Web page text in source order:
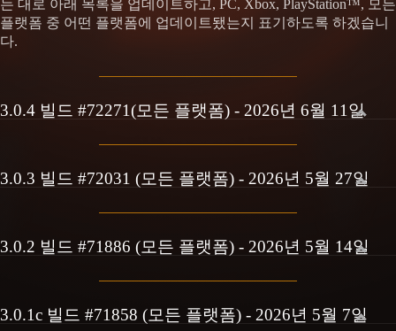
는 대로 아래 목록을 업데이트하고, PC, Xbox, PlayStation™, 모든
플랫폼 중 어떤 플랫폼에 업데이트됐는지 표기하도록 하겠습니
다.
3.0.4 빌드 #72271(모든 플랫폼) - 2026년 6월 11일
3.0.3 빌드 #72031 (모든 플랫폼) - 2026년 5월 27일
3.0.2 빌드 #71886 (모든 플랫폼) - 2026년 5월 14일
3.0.1c 빌드 #71858 (모든 플랫폼) - 2026년 5월 7일